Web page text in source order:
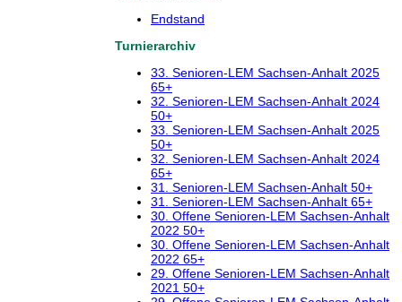
Endstand
Turnierarchiv
33. Senioren-LEM Sachsen-Anhalt 2025
65+
32. Senioren-LEM Sachsen-Anhalt 2024
50+
33. Senioren-LEM Sachsen-Anhalt 2025
50+
32. Senioren-LEM Sachsen-Anhalt 2024
65+
31. Senioren-LEM Sachsen-Anhalt 50+
31. Senioren-LEM Sachsen-Anhalt 65+
30. Offene Senioren-LEM Sachsen-Anhalt
2022 50+
30. Offene Senioren-LEM Sachsen-Anhalt
2022 65+
29. Offene Senioren-LEM Sachsen-Anhalt
2021 50+